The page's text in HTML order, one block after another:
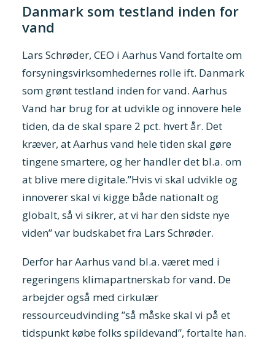
Danmark som testland inden for
vand
Lars Schrøder, CEO i Aarhus Vand fortalte om
forsyningsvirksomhedernes rolle ift. Danmark
som grønt testland inden for vand. Aarhus
Vand har brug for at udvikle og innovere hele
tiden, da de skal spare 2 pct. hvert år. Det
kræver, at Aarhus vand hele tiden skal gøre
tingene smartere, og her handler det bl.a. om
at blive mere digitale.”Hvis vi skal udvikle og
innoverer skal vi kigge både nationalt og
globalt, så vi sikrer, at vi har den sidste nye
viden” var budskabet fra Lars Schrøder.
Derfor har Aarhus vand bl.a. været med i
regeringens klimapartnerskab for vand. De
arbejder også med cirkulær
ressourceudvinding ”så måske skal vi på et
tidspunkt købe folks spildevand”, fortalte han.